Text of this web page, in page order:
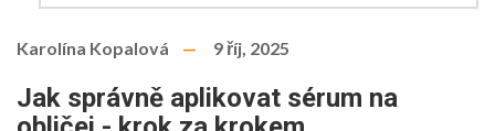
Karolína Kopalová 9 říj, 2025
Jak správně aplikovat sérum na